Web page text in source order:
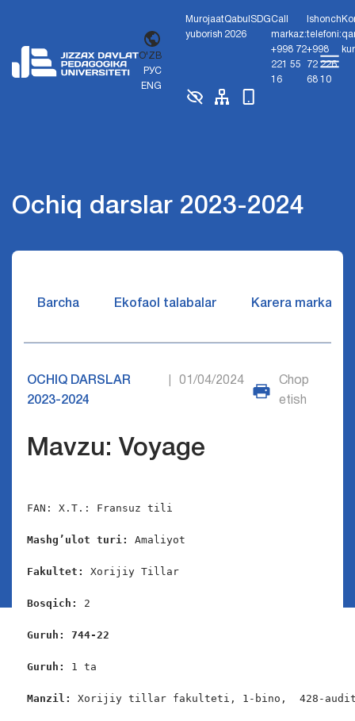
O'ZB
РУС
ENG
Murojaat
yuborish
Qabul
2026
SDGCall
markaz:
+998 72
221 55
16
Ishonch
telefoni:
+998
72 226
68 10
Ochiq darslar 2023-2024
Barcha Ekofaol talabalar Karera markazi
OCHIQ DARSLAR
2023-2024
01/04/2024
Chop
etish
Mavzu: Voyage
FAN: X.T.: Fransuz tili
Mashg’ulot turi: Amaliyot
Fakultet: Xorijiy Tillar
Bosqich: 2
Guruh: 744-22
Guruh: 1 ta
Manzil: Xorijiy tillar fakulteti, 1-bino,  428-